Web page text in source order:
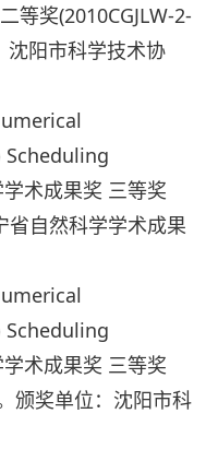
等奖(2010CGJLW-2-
沈阳市科学技术协
术成果奖 三等奖
省自然科学学术成果
术成果奖 三等奖
颁奖单位：沈阳市科